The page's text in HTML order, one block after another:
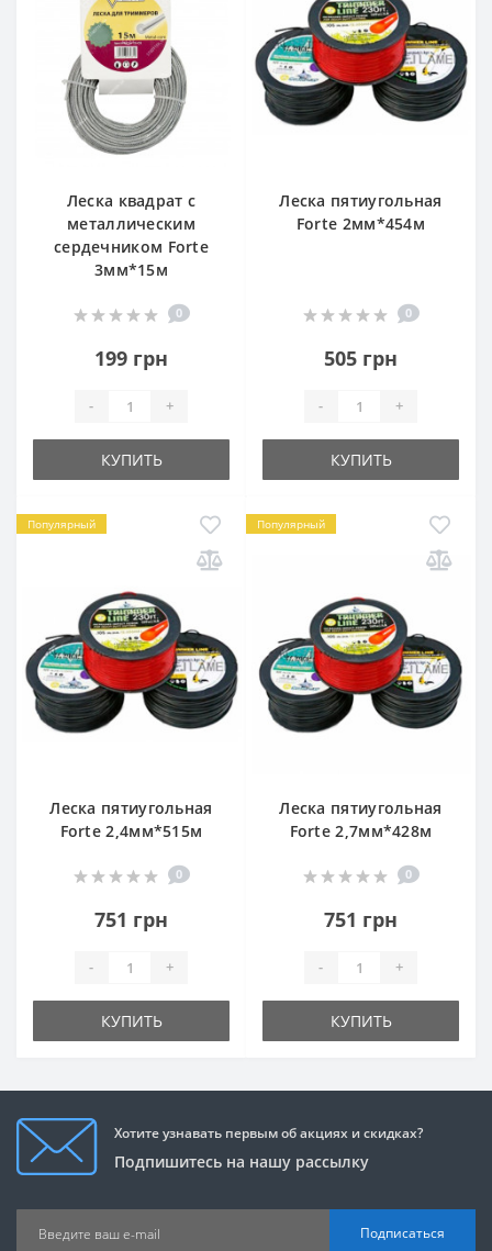
Леска квадрат с
металлическим
сердечником Forte
3мм*15м
0
199 грн
- +
КУПИТЬ
Леска пятиугольная
Forte 2мм*454м
0
505 грн
- +
КУПИТЬ
Популярный
Леска пятиугольная
Forte 2,4мм*515м
0
751 грн
- +
КУПИТЬ
Популярный
Леска пятиугольная
Forte 2,7мм*428м
0
751 грн
- +
КУПИТЬ
Хотите узнавать первым об акциях и скидках?
Подпишитесь на нашу рассылку
Подписаться